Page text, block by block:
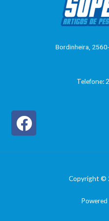
Bordinheira,
Telefone:
Copyright ©